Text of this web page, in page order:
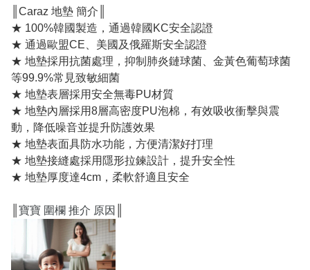
║Caraz 地墊 簡介║
★ 100%韓國製造，通過韓國KC安全認證
★ 通過歐盟CE、美國及俄羅斯安全認證
★ 地墊採用抗菌處理，抑制肺炎鏈球菌、金黃色葡萄球菌
等99.9%常見致敏細菌
★ 地墊表層採用安全無毒PU材質
★ 地墊內層採用8層高密度PU泡棉，有效吸收衝擊與震
動，降低噪音並提升防護效果
★ 地墊表面具防水功能，方便清潔好打理
★ 地墊接縫處採用隱形拉鍊設計，提升安全性
★ 地墊厚度達4cm，柔軟舒適且安全
寶寶 圍欄 推介 原因